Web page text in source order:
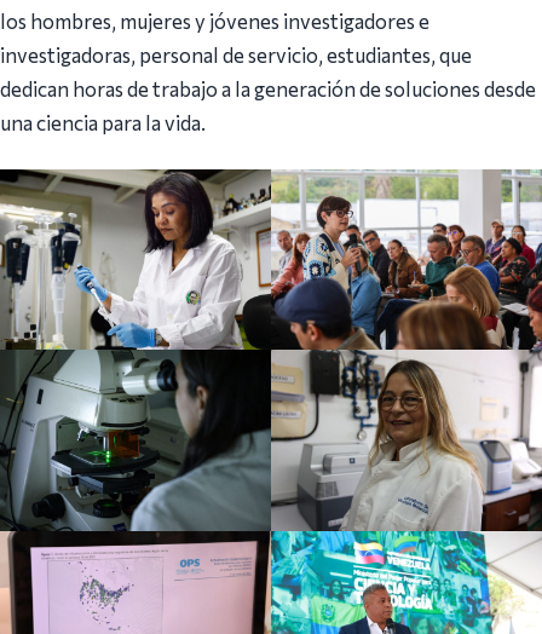
los hombres, mujeres y jóvenes investigadores e
investigadoras, personal de servicio, estudiantes, que
dedican horas de trabajo a la generación de soluciones desde
una ciencia para la vida.